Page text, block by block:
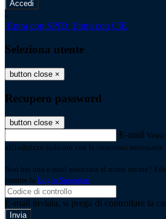
-
Entra con SPID Entra con CIE
Seleziona utente
button close ×
Recupero password
button close ×
E-mail
all'indirizzo indicato con le istruzioni necessarie.
Non hai una e-mail associata al nome utente?
tramite la Login Spaggiari
E-mail inviata, si prega di controllare la